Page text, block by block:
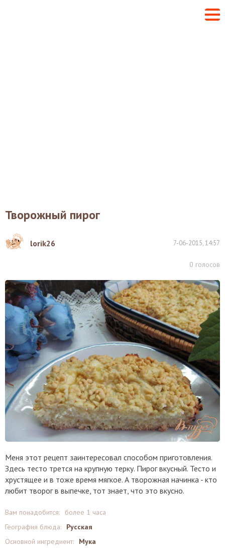
Творожный пирог
lorik26 7-06-2015, 14:57
0 голосов
Меня этот рецепт заинтересовал способом приготовления.
Здесь тесто трется на крупную терку. Пирог вкусный. Тесто и
хрустящее и в тоже время мягкое. А творожная начинка - кто
любит творог в выпечке, тот знает, что это вкусно.
Вам понадобится:
более 1 часа
География блюда:
Русская
Основной ингредиент:
Мука